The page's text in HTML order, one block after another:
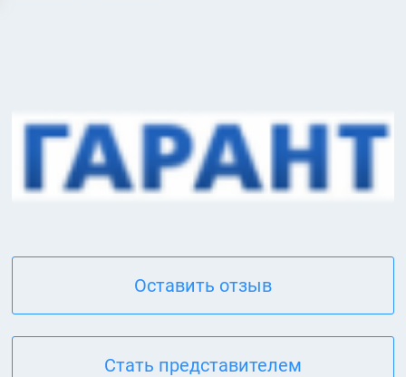
Оставить отзыв
Стать представителем